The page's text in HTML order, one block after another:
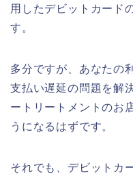
用したデビットカード
す。
多分ですが、あなたの
支払い遅延の問題を解
ートリートメントのお
うになるはずです。
それでも、デビットカ